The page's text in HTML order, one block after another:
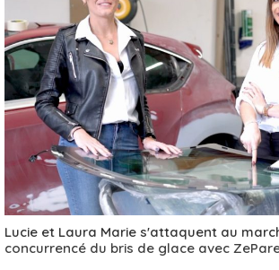
Lucie et Laura Marie s'attaquent au
concurrencé du bris de glace avec